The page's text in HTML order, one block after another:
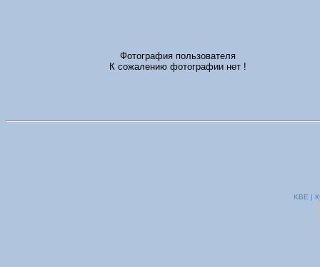
Фотография пользователя
К сожалению фотографии нет !
KBE |